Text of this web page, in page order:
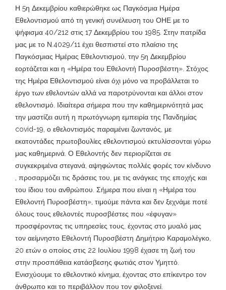
Η 5η Δεκεμβρίου καθιερώθηκε ως Παγκόσμια Ημέρα
Εθελοντισμού από τη γενική συνέλευση του ΟΗΕ με το
ψήφισμα 40/212 στις 17 Δεκεμβρίου του 1985. Στην πατρίδα
μας με το Ν.4029/11 έχει θεσπιστεί στο πλαίσιο της
Παγκόσμιας Ημέρας Εθελοντισμού, την 5η Δεκεμβρίου
εορτάζεται και η «Ημέρα του Εθελοντή Πυροσβέστη». Στόχος
της Ημέρα Εθελοντισμού είναι όχι μόνο να προβάλλεται το
έργο των εθελοντών αλλά να παροτρύνονται και άλλοι στον
εθελοντισμό. Ιδιαίτερα σήμερα που την καθημερινότητά μας
την μαστίζει αυτή η πρωτόγνωρη εμπειρία της Πανδημίας
covid-19, ο εθελοντισμός παραμένει ζωντανός, με
εκατοντάδες πρωτοβουλίες εθελοντισμού εκτυλίσσονται γύρω
μας καθημερινά. Ο Εθελοντής δεν περιορίζεται σε
συγκεκριμένα στεγανά, αψηφώντας πολλές φορές τον κίνδυνο
, προσαρμόζει τις δράσεις του, με τις ανάγκες της εποχής και
του ίδιου του ανθρώπου. Σήμερα που είναι η «Ημέρα του
Εθελοντή Πυροσβέστη», τιμούμε πάντα και δεν ξεχνάμε ποτέ
όλους τους εθελοντές πυροσβέστες που «έφυγαν»
προσφέροντας τις υπηρεσίες τους, έχοντας στο μυαλό μας
τον αείμνηστο Εθελοντή Πυροσβέστη Δημήτριο Καραμολέγκο,
20 ετών ο οποίος στις 22 Ιουλίου 1998 έχασε τη ζωή του
στην προσπάθεια κατάσβεσης φωτιάς στον Υμηττό.
Ενισχύουμε το εθελοντικό κίνημα, έχοντας στο επίκεντρο τον
άνθρωπο και το περιβάλλον που τον φιλοξενεί.